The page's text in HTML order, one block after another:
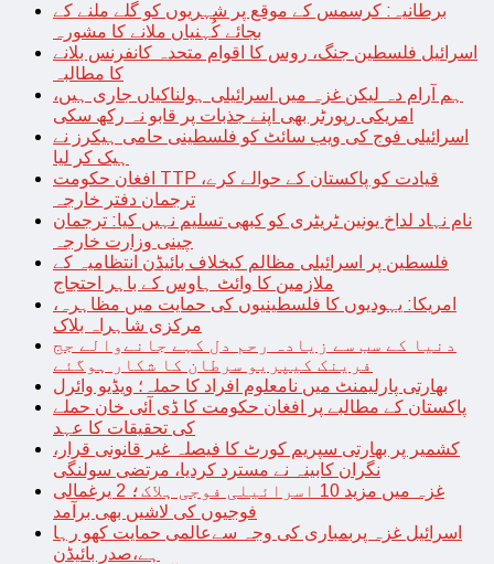
برطانیہ: کرسمس کے موقع پر شہریوں کو گلے ملنے کے
بجائے کُہنیاں ملانے کا مشورہ
اسرائیل فلسطین جنگ، روس کا اقوام متحدہ کانفرنس بلانے
کا مطالبہ
ہم آرام دہ لیکن غزہ میں اسرائیلی ہولناکیاں جاری ہیں،
امریکی رپورٹر بھی اپنے جذبات پر قابو نہ رکھ سکی
اسرائیلی فوج کی ویب سائٹ کو فلسطینی حامی ہیکرز نے
ہیک کر لیا
افغان حکومت TTP قیادت کو پاکستان کے حوالے کرے،
ترجمان دفتر خارجہ
نام نہاد لداخ یونین ٹریٹری کو کبھی تسلیم نہیں کیا: ترجمان
چینی وزارت خارجہ
فلسطین پر اسرائیلی مظالم کیخلاف بائیڈن انتظامیہ کے
ملازمین کا وائٹ ہاوس کے باہر احتجاج
امریکا: یہودیوں کا فلسطینیوں کی حمایت میں مظاہرہ،
مرکزی شاہراہ بلاک
دنیا کے سب سے زیادہ رحم دل کہے جانےوالے جج
فرینک کیپریو سرطان کا شکار ہوگئے
بھارتی پارلیمنٹ میں نامعلوم افراد کا حملہ؛ ویڈیو وائرل
پاکستان کے مطالبے پر افغان حکومت کا ڈی آئی خان حملے
کی تحقیقات کا عہد
کشمیر پر بھارتی سپریم کورٹ کا فیصلہ غیر قانونی قرار،
نگران کابینہ نے مسترد کردیا، مرتضی سولنگی
غزہ میں مزید 10 اسرائیلی فوجی ہلاک؛ 2 یرغمالی
فوجیوں کی لاشیں بھی برآمد
اسرائیل غزہ پربمباری کی وجہ سےعالمی حمایت کھو رہا
ہے،صدر بائیڈن